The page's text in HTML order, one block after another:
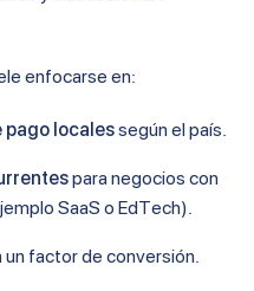
enfocarse en:
pago localessegún el país.
para negocios con
SaaS o EdTech).
un factor de conversión.